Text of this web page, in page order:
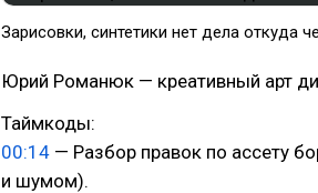
Зарисовки, синтетики нет дела откуда
Юрий Романюк — креативный арт
Таймкоды:
00:14 — Разбор правок по ассету
и шумом).